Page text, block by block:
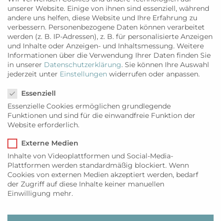
WEITERLESEN
GENUSS,RESTAURANTTIPPS
Pasta oder Frischfisch
Gleich hinter dem südlichen Orteingangsschild
Genießer-Oase...
unserer Website. Einige von ihnen sind essenziell, während
andere uns helfen, diese Website und Ihre Erfahrung zu
verbessern. Personenbezogene Daten können verarbeitet
werden (z. B. IP-Adressen), z. B. für personalisierte Anzeigen
und Inhalte oder Anzeigen- und Inhaltsmessung. Weitere
Informationen über die Verwendung Ihrer Daten finden Sie
in unserer Datenschutzerklärung. Sie können Ihre Auswahl
jederzeit unter Einstellungen widerrufen oder anpassen.
Essenziell
Essenzielle Cookies ermöglichen grundlegende
Funktionen und sind für die einwandfreie Funktion der
Website erforderlich.
Externe Medien
Inhalte von Videoplattformen und Social-Media-
Plattformen werden standardmäßig blockiert. Wenn
Cookies von externen Medien akzeptiert werden, bedarf
der Zugriff auf diese Inhalte keiner manuellen
Einwilligung mehr.